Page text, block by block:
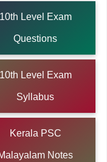
10th Level Exam
Questions
10th Level Exam
Syllabus
Kerala PSC
Notes